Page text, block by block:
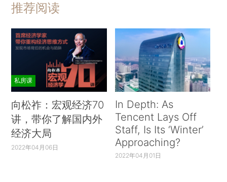
推荐阅读
私房课
向松祚：宏观经济70
讲，带你了解国内外
经济大局
2022年04月06日
In Depth: As
Tencent Lays Off
Staff, Is Its ‘Winter’
Approaching?
2022年04月01日